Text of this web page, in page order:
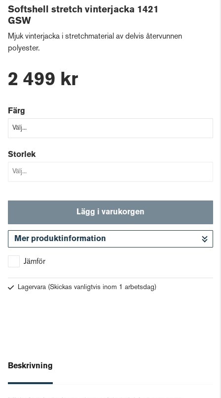
Softshell stretch vinterjacka 1421
GSW
Mjuk vinterjacka i stretchmaterial av delvis återvunnen
polyester.
2 499 kr
Färg
Storlek
Lägg i varukorgen
Mer produktinformation
Jämför
Lagervara (Skickas vanligtvis inom 1 arbetsdag)
Beskrivning